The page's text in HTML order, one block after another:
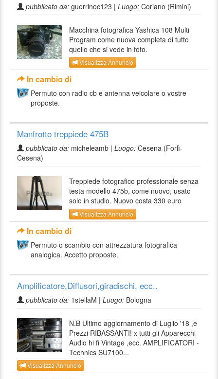
pubblicato da: guerrinoc123 | Luogo: Coriano (Rimini)
Macchina fotografica Yashica 108 Multi
Program come nuova completa di tutto
quello che si vede in foto.
Visualizza Annuncio
In cambio di
Permuto con radio cb e antenna veicolare o vostre
proposte.
Manfrotto treppiede 475B
pubblicato da: micheleamb | Luogo: Cesena (Forlì-
Cesena)
Treppiede fotografico professionale senza
testa modello 475b, come nuovo, usato
solo in studio. Nuovo costa 330 euro
Visualizza Annuncio
In cambio di
Permuto o scambio con attrezzatura fotografica
analogica. Accetto proposte.
Amplificatore,Diffusori,giradischi, ecc..
pubblicato da: 1stellaM | Luogo: Bologna
N.B Ultimo aggiornamento di Luglio '18 ,e
Prezzi RIBASSANTI! x tutti gli Apparecchi
Audio hi fi Vintage ,ecc. AMPLIFICATORI -
Technics SU7100...
Visualizza Annuncio